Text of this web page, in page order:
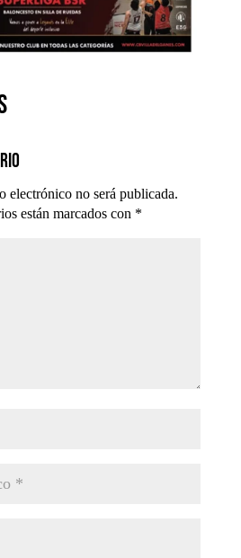
electrónico no será publicada.
están marcados con *